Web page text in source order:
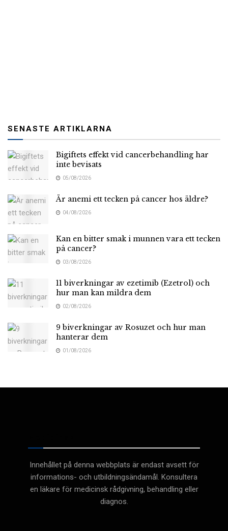
SENASTE ARTIKLARNA
Bigiftets effekt vid cancerbehandling har
inte bevisats
05/08/2026
Är anemi ett tecken på cancer hos äldre?
04/08/2026
Kan en bitter smak i munnen vara ett tecken
på cancer?
03/08/2026
11 biverkningar av ezetimib (Ezetrol) och
hur man kan mildra dem
02/08/2026
9 biverkningar av Rosuzet och hur man
hanterar dem
01/08/2026
Innehållet på denna webbplats är endast avsett för
informations- och utbildningsändamål. Konsultera
en läkare för medicinsk rådgivning, behandling eller
diagnos.